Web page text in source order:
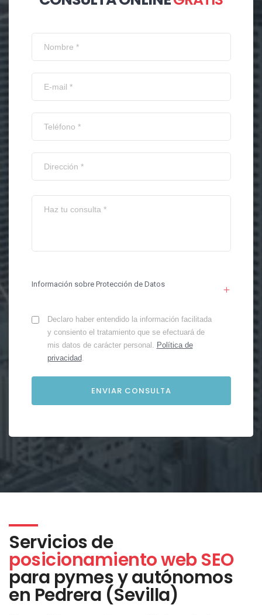
Información sobre Protección de Datos
Declaro haber entendido la información facilitada
y consiento el tratamiento que se efectuará de
mis datos de carácter personal. Política de
privacidad.
Servicios de
posicionamiento web SEO
para pymes y autónomos
en Pedrera (Sevilla)